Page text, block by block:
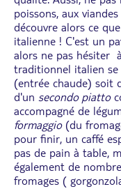
poissons, aux
découvre alors ce
italienne ! C'est un
alors ne pas hésiter
traditionnel italien se
(entrée chaude) soit
d'un secondo piatto
accompagné de
formaggio(du
pour finir, un caffé
pas de pain à table,
également de
fromages (